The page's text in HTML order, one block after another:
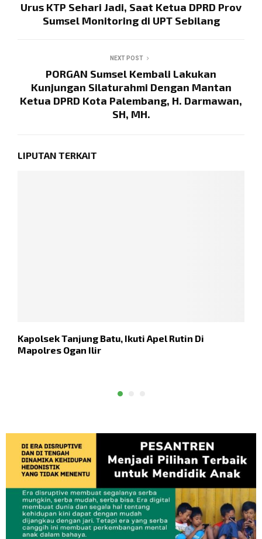
Urus KTP Sehari Jadi, Saat Ketua DPRD Prov
Sumsel Monitoring di UPT Sebilang
NEXT POST
PORGAN Sumsel Kembali Lakukan
Kunjungan Silaturahmi Dengan Mantan
Ketua DPRD Kota Palembang, H. Darmawan,
SH, MH.
LIPUTAN TERKAIT
Kapolsek Tanjung Batu, Ikuti Apel Rutin Di
Mapolres Ogan Ilir